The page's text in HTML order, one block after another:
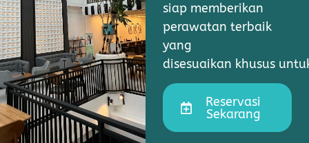
siap memberikan
perawatan terbaik
yang
disesuaikan khusus
Reservasi
Sekarang